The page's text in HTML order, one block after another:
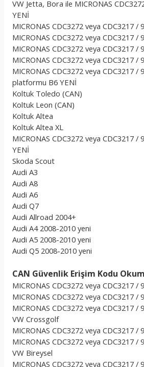
VW Jetta, Bora ile MICRONAS
YENİ
MICRONAS CDC3272 veya CDC3217 /
MICRONAS CDC3272 veya CDC3217 /
MICRONAS CDC3272 veya CDC3217 /
MICRONAS CDC3272 veya CDC3217 /
MICRONAS CDC3272 veya CDC3217 /
platformu B6 YENİ
Koltuk Toledo (CAN)
Koltuk Leon (CAN)
Koltuk Altea
Koltuk Altea XL
MICRONAS CDC3272 veya CDC3217 /
YENİ
Skoda Scout
Audi A3
Audi A8
Audi A6
Audi Q7
Audi Allroad 2004+
Audi A4 2008-2010 yeni
Audi A5 2008-2010 yeni
Audi Q5 2008-2010 yeni
CAN Güvenlik Erişim Kodu
MICRONAS CDC3272 veya CDC3217 /
MICRONAS CDC3272 veya CDC3217 /
MICRONAS CDC3272 veya CDC3217 /
VW Crossgolf
MICRONAS CDC3272 veya CDC3217 /
MICRONAS CDC3272 veya CDC3217 /
VW Bireysel
MICRONAS CDC3272 veya CDC3217 /